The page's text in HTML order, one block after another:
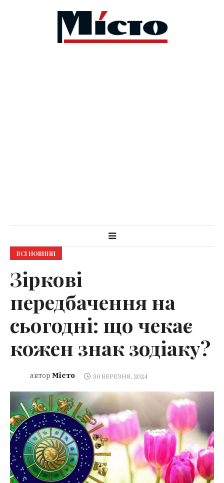
ВСІ НОВИНИ
Зіркові
передбачення на
сьогодні: що чекає
кожен знак зодіаку?
автор Місто 30 БЕРЕЗНЯ, 2024